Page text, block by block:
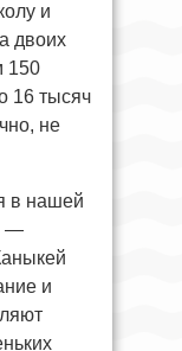
и
двоих
150
16 тысяч
не
в нашей
—
и